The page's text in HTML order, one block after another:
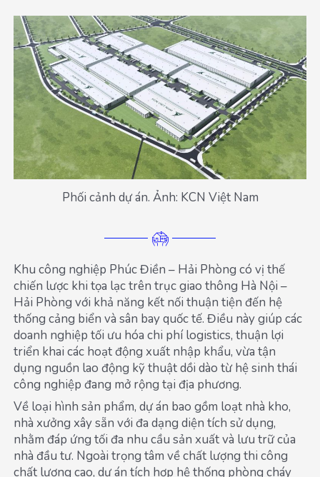
Phối cảnh dự án. Ảnh: KCN Việt Nam
Khu công nghiệp Phúc Điền – Hải Phòng có vị thế
chiến lược khi tọa lạc trên trục giao thông Hà Nội –
Hải Phòng với khả năng kết nối thuận tiện đến hệ
thống cảng biển và sân bay quốc tế. Điều này giúp các
doanh nghiệp tối ưu hóa chi phí logistics, thuận lợi
triển khai các hoạt động xuất nhập khẩu, vừa tận
dụng nguồn lao động kỹ thuật dồi dào từ hệ sinh thái
công nghiệp đang mở rộng tại địa phương.
Về loại hình sản phẩm, dự án bao gồm loạt nhà kho,
nhà xưởng xây sẵn với đa dạng diện tích sử dụng,
nhằm đáp ứng tối đa nhu cầu sản xuất và lưu trữ của
nhà đầu tư. Ngoài trọng tâm về chất lượng thi công
chất lượng cao, dự án tích hợp hệ thống phòng cháy